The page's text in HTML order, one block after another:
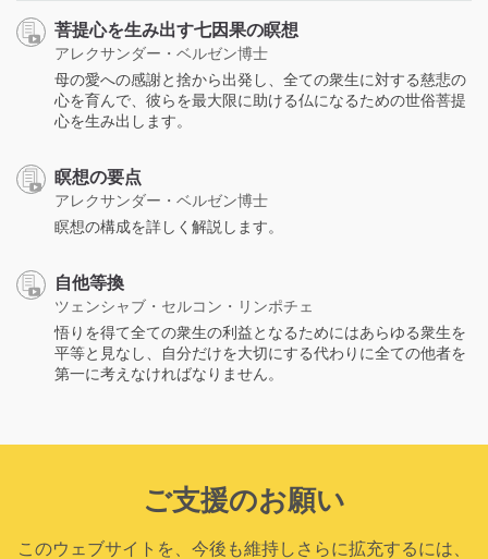
菩提心を生み出す七因果の瞑想
アレクサンダー・ベルゼン博士
母の愛への感謝と捨から出発し、全ての衆生に対する慈悲の
心を育んで、彼らを最大限に助ける仏になるための世俗菩提
心を生み出します。
瞑想の要点
アレクサンダー・ベルゼン博士
瞑想の構成を詳しく解説します。
自他等換
ツェンシャブ・セルコン・リンポチェ
悟りを得て全ての衆生の利益となるためにはあらゆる衆生を
平等と見なし、自分だけを大切にする代わりに全ての他者を
第一に考えなければなりません。
ご支援のお願い
このウェブサイトを、今後も維持しさらに拡充するには、